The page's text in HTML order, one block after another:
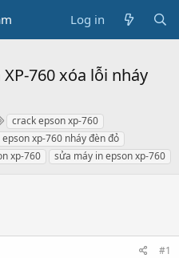
Log in
760 xóa lỗi nháy
T
a
g
s
crack epson xp-760
epson xp-760 nháy đèn đỏ
xp-760 sửa máy in epson xp-760
#1